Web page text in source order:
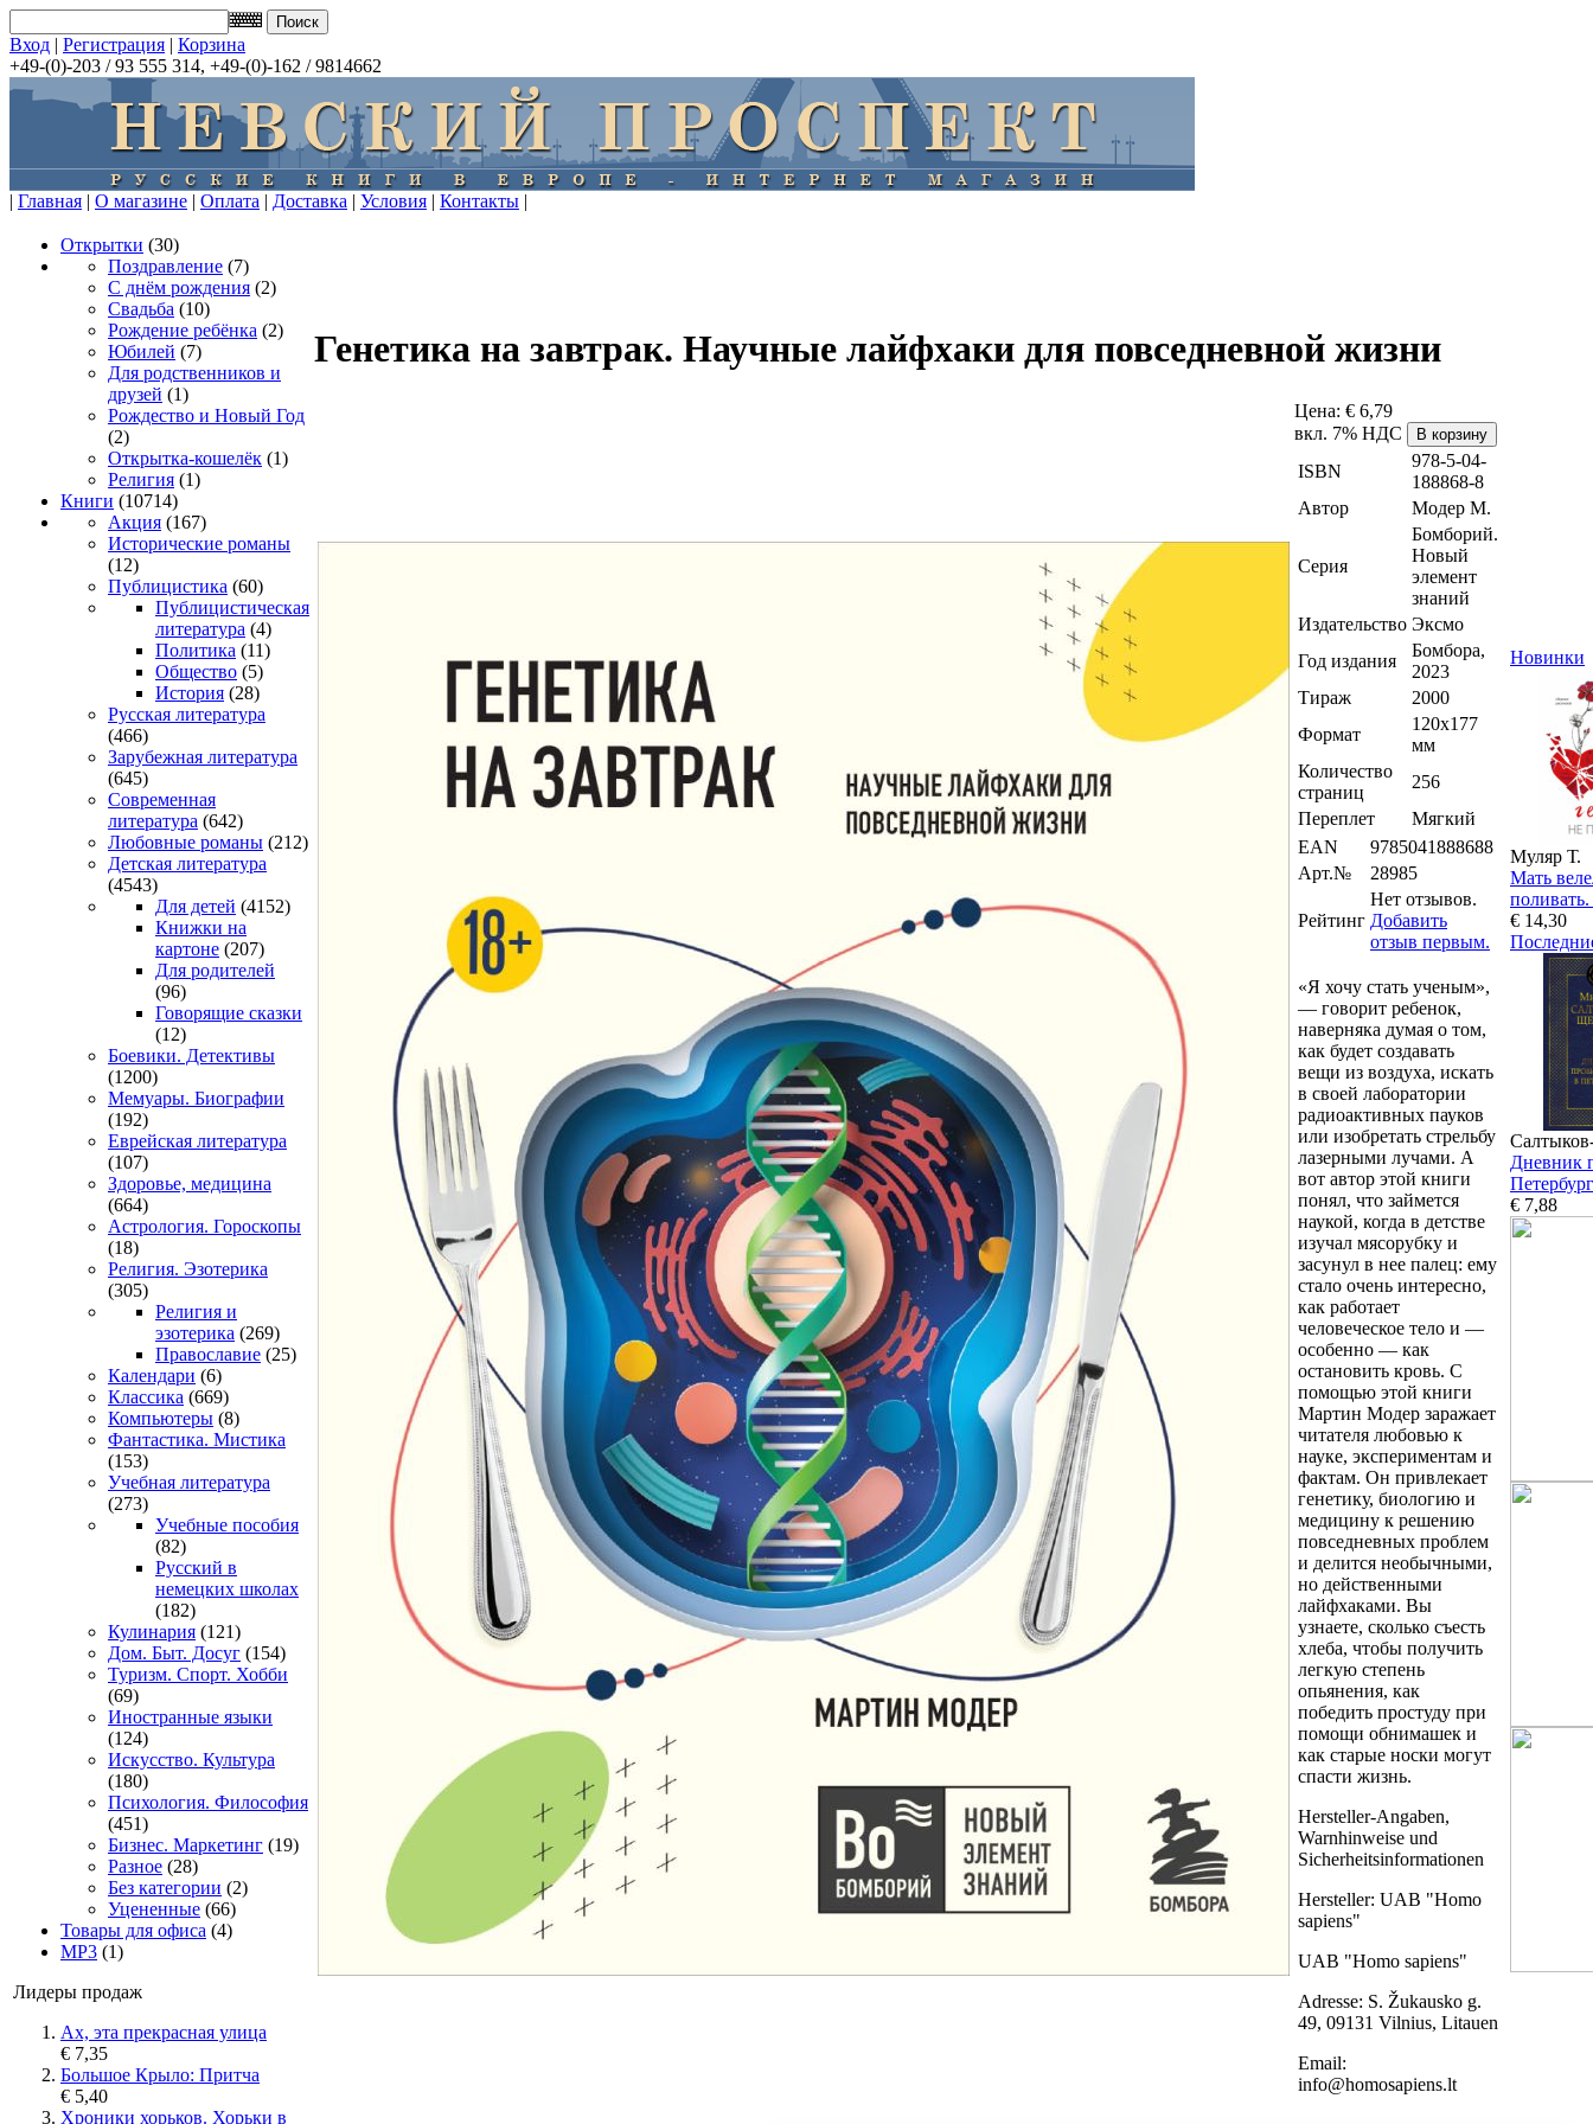
Вход | Регистрация | Корзина
+49-(0)-203 / 93 555 314, +49-(0)-162 / 9814662
| Главная | О магазине | Оплата | Доставка | Условия | Контакты |
Открытки (30)
Поздравление (7)
С днём рождения (2)
Свадьба (10)
Рождение ребёнка (2)
Юбилей (7)
Для родственников и
друзей (1)
Рождество и Новый Год
(2)
Открытка-кошелёк (1)
Религия (1)
Книги (10714)
Акция (167)
Исторические романы
(12)
Публицистика (60)
Публицистическая
литература (4)
Политика (11)
Общество (5)
История (28)
Русская литература
(466)
Зарубежная литература
(645)
Современная
литература (642)
Любовные романы (212)
Детская литература
(4543)
Для детей (4152)
Книжки на
картоне (207)
Для родителей
(96)
Говорящие сказки
(12)
Боевики. Детективы
(1200)
Мемуары. Биографии
(192)
Еврейская литература
(107)
Здоровье, медицина
(664)
Астрология. Гороскопы
(18)
Религия. Эзотерика
(305)
Религия и
эзотерика (269)
Православие (25)
Календари (6)
Классика (669)
Компьютеры (8)
Фантастика. Мистика
(153)
Учебная литература
(273)
Учебные пособия
(82)
Русский в
немецких школах
(182)
Кулинария (121)
Дом. Быт. Досуг (154)
Туризм. Спорт. Хобби
(69)
Иностранные языки
(124)
Искусство. Культура
(180)
Психология. Философия
(451)
Бизнес. Маркетинг (19)
Разное (28)
Без категории (2)
Уцененные (66)
Товары для офиса (4)
MP3 (1)
Лидеры продаж
Ах, эта прекрасная улица
€ 7,35
Большое Крыло: Притча
€ 5,40
Хроники хорьков. Хорьки в
Генетика на завтрак. Научные лайфхаки для повседневной жизни
Цена: € 6,79
вкл. 7% НДС
ISBN
978-5-04-
188868-8
Автор
Модер М.
Серия
Бомборий.
Новый
элемент
знаний
Издательство Эксмо
Год издания
Бомбора,
2023
Тираж
2000
Формат
120x177
мм
Количество
страниц
256
Переплет
Мягкий
EAN
9785041888688
Арт.№
28985
Рейтинг
Нет отзывов.
Добавить
отзыв первым.
«Я хочу стать ученым»,
— говорит ребенок,
наверняка думая о том,
как будет создавать
вещи из воздуха, искать
в своей лаборатории
радиоактивных пауков
или изобретать стрельбу
лазерными лучами. А
вот автор этой книги
понял, что займется
наукой, когда в детстве
изучал мясорубку и
засунул в нее палец: ему
стало очень интересно,
как работает
человеческое тело и —
особенно — как
остановить кровь. С
помощью этой книги
Мартин Модер заражает
читателя любовью к
науке, экспериментам и
фактам. Он привлекает
генетику, биологию и
медицину к решению
повседневных проблем
и делится необычными,
но действенными
лайфхаками. Вы
узнаете, сколько съесть
хлеба, чтобы получить
легкую степень
опьянения, как
победить простуду при
помощи обнимашек и
как старые носки могут
спасти жизнь.
Hersteller-Angaben,
Warnhinweise und
Sicherheitsinformationen
Hersteller: UAB "Homo
sapiens"
UAB "Homo sapiens"
Adresse: S. Žukausko g.
49, 09131 Vilnius, Litauen
Email:
info@homosapiens.lt
Новинки
Муляр Т.
Мать
€ 14,30
Дневник
€ 7,88